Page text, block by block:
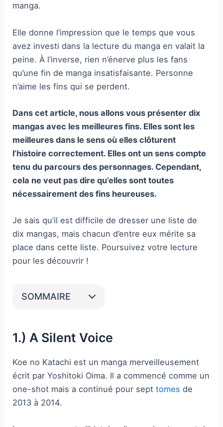
manga.
Elle donne l’impression que le temps que vous
avez investi dans la lecture du manga en valait la
peine. À l’inverse, rien n’énerve plus les fans
qu’une fin de manga insatisfaisante. Personne
n’aime les fins qui se perdent.
Dans cet article, nous allons vous présenter dix
mangas avec les meilleures fins. Elles sont les
meilleures dans le sens où elles clôturent
l’histoire correctement. Elles ont un sens compte
tenu du parcours des personnages. Cependant,
cela ne veut pas dire qu’elles sont toutes
nécessairement des fins heureuses.
Je sais qu’il est difficile de dresser une liste de
dix mangas, mais chacun d’entre eux mérite sa
place dans cette liste. Poursuivez votre lecture
pour les découvrir !
SOMMAIRE
1.) A Silent Voice
Koe no Katachi est un manga merveilleusement
écrit par Yoshitoki Oima. Il a commencé comme un
one-shot mais a continué pour septtomes de
2013 à 2014.